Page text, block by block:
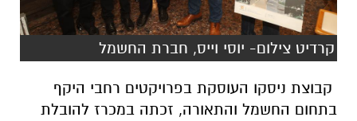
קרדיט צילום- יוסי וייס, חברת החשמל
קבוצת ניסקו העוסקת בפרויקטים רחבי היקף
בתחום החשמל והתאורה, זכתה במכרז להובלת